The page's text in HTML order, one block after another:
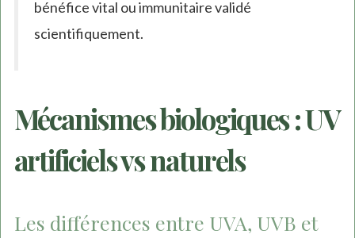
bénéfice vital ou immunitaire validé
scientifiquement.
Mécanismes biologiques : UV
artificiels vs naturels
Les différences entre UVA, UVB et